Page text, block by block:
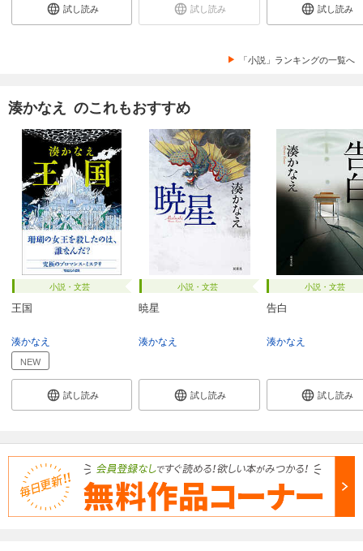
試し読み 試し読み 試し読み
「小説」ランキングの一覧へ
湊かなえ のこれもおすすめ
小説・文芸
王国
湊かなえ
NEW
試し読み
小説・文芸
暁星
湊かなえ
試し読み
小説・文芸
告白
湊かなえ
試し読み